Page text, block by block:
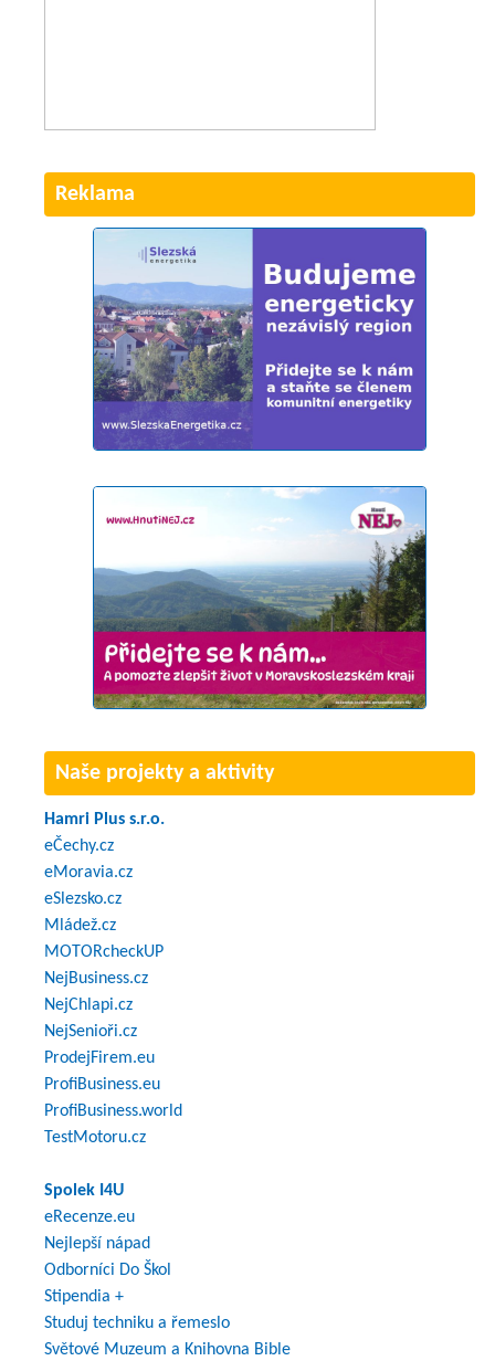
Reklama
Naše projekty a aktivity
Hamri Plus s.r.o.
eČechy.cz
eMoravia.cz
eSlezsko.cz
Mládež.cz
MOTORcheckUP
NejBusiness.cz
NejChlapi.cz
NejSenioři.cz
ProdejFirem.eu
ProfiBusiness.eu
ProfiBusiness.world
TestMotoru.cz
Spolek I4U
eRecenze.eu
Nejlepší nápad
Odborníci Do Škol
Stipendia +
Studuj techniku a řemeslo
Světové Muzeum a Knihovna Bible